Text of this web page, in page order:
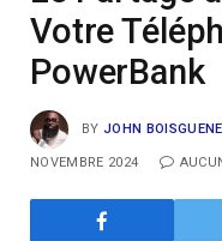
Votre
PowerBank
BY JOHN BOISGUENE
NOVEMBRE 2024